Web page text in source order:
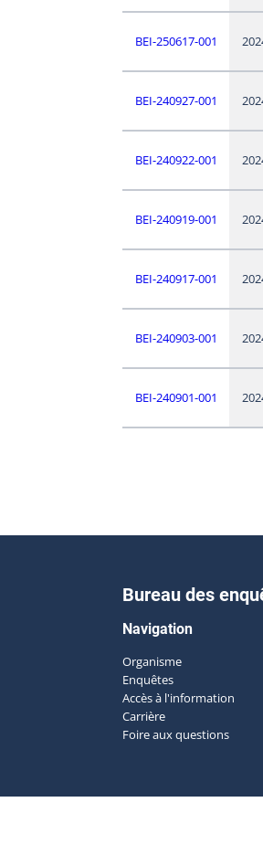
BEI-250617-001
BEI-240927-001
BEI-240922-001
BEI-240919-001
BEI-240917-001
BEI-240903-001
BEI-240901-001
Bureau des
Navigation
Organisme
Enquêtes
Accès à l'information
Carrière
Foire aux questions